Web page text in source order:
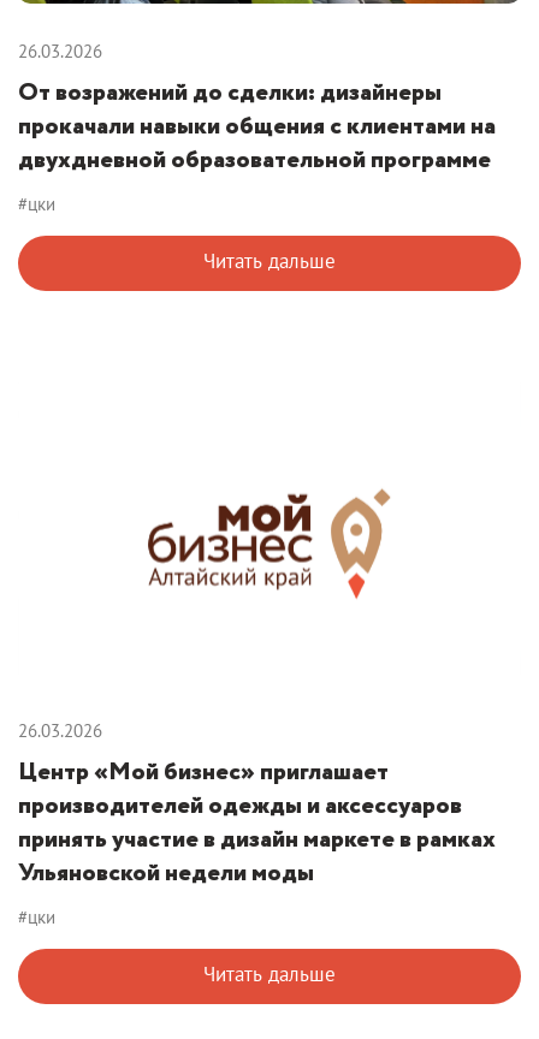
26.03.2026
От возражений до сделки: дизайнеры
прокачали навыки общения с клиентами на
двухдневной образовательной программе
#цки
Читать дальше
26.03.2026
Центр «Мой бизнес» приглашает
производителей одежды и аксессуаров
принять участие в дизайн маркете в рамках
Ульяновской недели моды
#цки
Читать дальше